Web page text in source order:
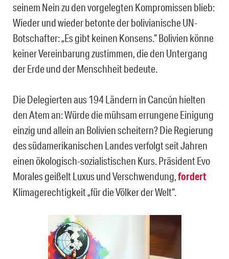
seinem Nein zu den vorgelegten Kompromissen blieb:
Wieder und wieder betonte der bolivianische UN-
Botschafter: „Es gibt keinen Konsens.“ Bolivien könne
keiner Vereinbarung zustimmen, die den Untergang
der Erde und der Menschheit bedeute.
Die Delegierten aus 194 Ländern in Cancún hielten
den Atem an: Würde die mühsam errungene Einigung
einzig und allein an Bolivien scheitern? Die Regierung
des südamerikanischen Landes verfolgt seit Jahren
einen ökologisch-sozialistischen Kurs. Präsident Evo
Morales geißelt Luxus und Verschwendung,fordert
Klimagerechtigkeit „für die Völker der Welt“.